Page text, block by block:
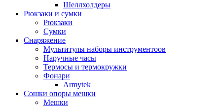
Шеллхолдеры
Рюкзаки и сумки
Рюкзаки
Сумки
Снаряжение
Мультитулы наборы инструментоов
Наручные часы
Термосы и термокружки
Фонари
Armytek
Сошки опоры мешки
Мешки